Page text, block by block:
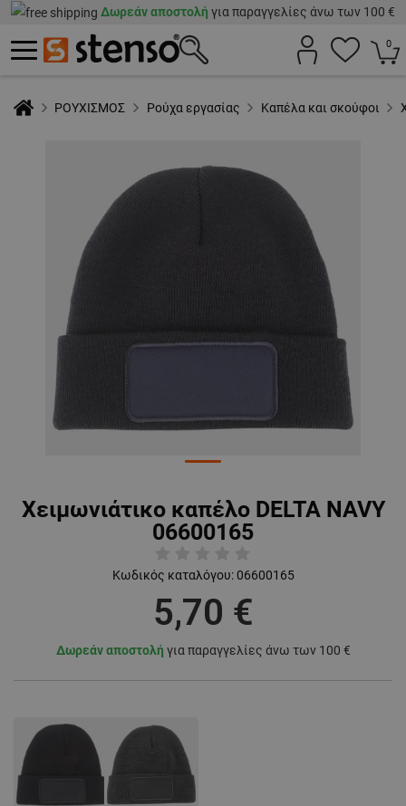
Δωρεάν αποστολή για παραγγελίες άνω των 100 €
0
ΡΟΥΧΙΣΜΟΣ Ρούχα εργασίας Καπέλα και σκούφοι
Χειμωνιάτικο καπέλο DELTA NAVY
06600165
Κωδικός καταλόγου: 06600165
5,70 €
Δωρεάν αποστολή για παραγγελίες άνω των 100 €